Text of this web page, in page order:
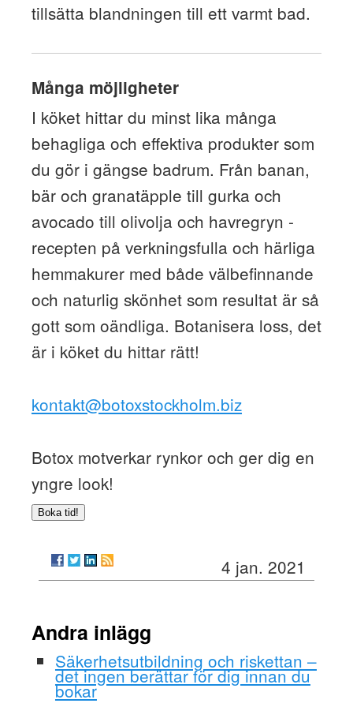
tillsätta blandningen till ett varmt bad.
Många möjligheter
I köket hittar du minst lika många
behagliga och effektiva produkter som
du gör i gängse badrum. Från banan,
bär och granatäpple till gurka och
avocado till olivolja och havregryn -
recepten på verkningsfulla och härliga
hemmakurer med både välbefinnande
och naturlig skönhet som resultat är så
gott som oändliga. Botanisera loss, det
är i köket du hittar rätt!
kontakt@botoxstockholm.biz
Botox motverkar rynkor och ger dig en
yngre look!
Boka tid!
4 jan. 2021
Andra inlägg
Säkerhetsutbildning och riskettan –
det ingen berättar för dig innan du
bokar